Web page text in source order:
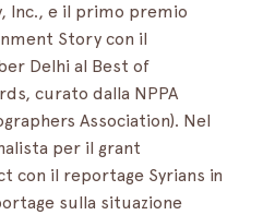
Inc., e il primo premio
Story con il
Delhi al Best of
curato dalla NPPA
Association). Nel
per il grant
con il reportage Syrians in
sulla situazione